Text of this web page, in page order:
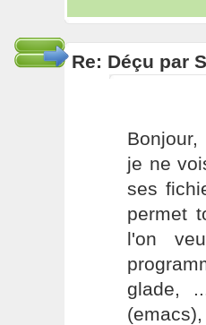
Re: Déçu par
Bonjour,
je ne
ses
permet
l'on
glade,